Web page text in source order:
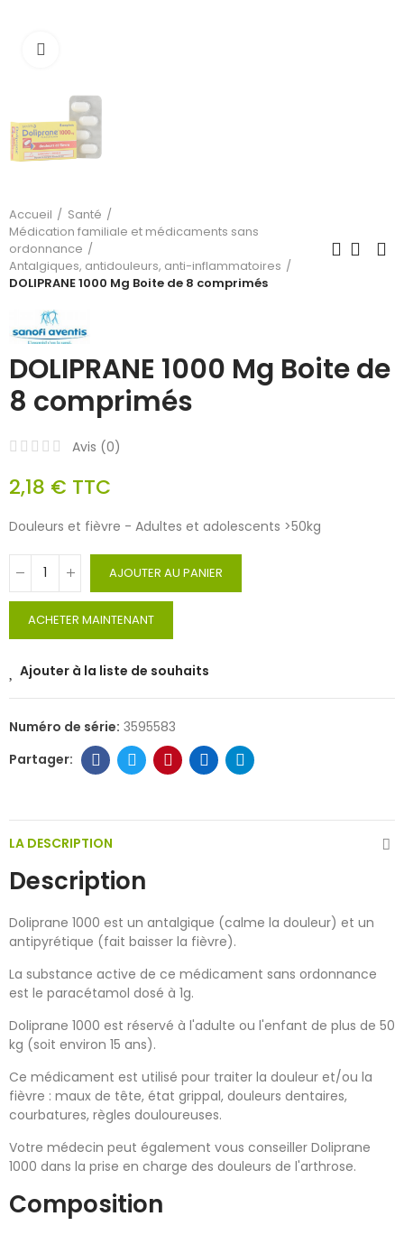
Accueil
Santé
Médication familiale et médicaments sans
ordonnance
Antalgiques, antidouleurs, anti-inflammatoires
DOLIPRANE 1000 Mg Boite de 8 comprimés
DOLIPRANE 1000 Mg Boite de
8 comprimés
Avis (0)
2,18 € TTC
Douleurs et fièvre - Adultes et adolescents >50kg
AJOUTER AU PANIER
ACHETER MAINTENANT
Ajouter à la liste de souhaits
Numéro de série: 3595583
LA DESCRIPTION
Description
Doliprane 1000 est un antalgique (calme la douleur) et un
antipyrétique (fait baisser la fièvre).
La substance active de ce médicament sans ordonnance
est le paracétamol dosé à 1g.
Doliprane 1000 est réservé à l'adulte ou l'enfant de plus de 50
kg (soit environ 15 ans).
Ce médicament est utilisé pour traiter la douleur et/ou la
fièvre : maux de tête, état grippal, douleurs dentaires,
courbatures, règles douloureuses.
Votre médecin peut également vous conseiller Doliprane
1000 dans la prise en charge des douleurs de l'arthrose.
Composition